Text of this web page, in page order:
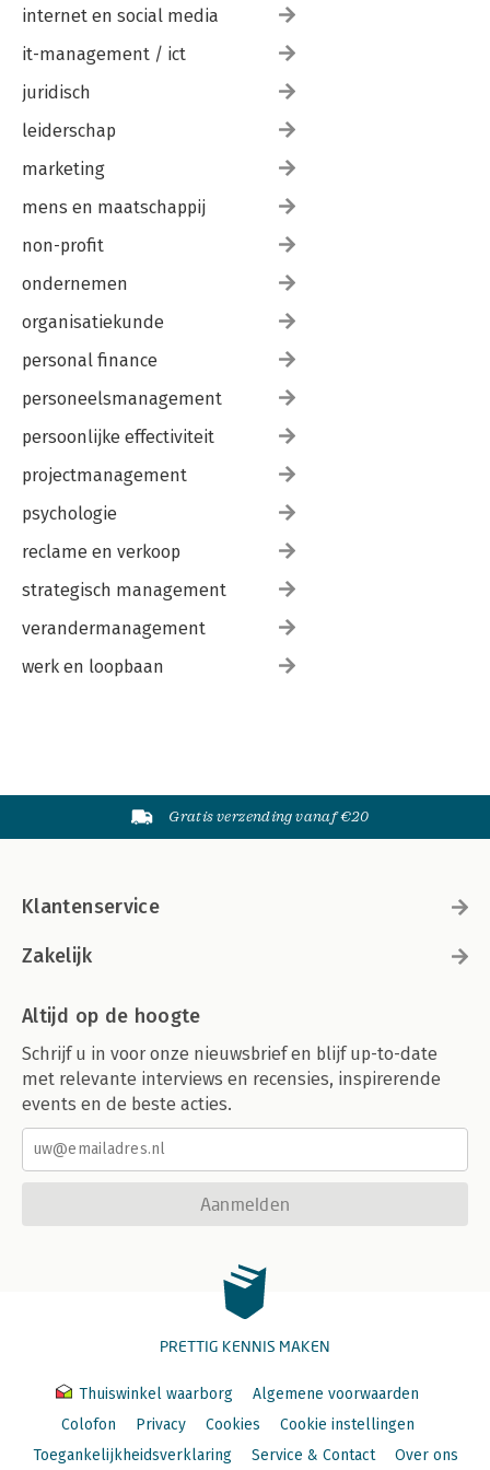
internet en social media
it-management / ict
juridisch
leiderschap
marketing
mens en maatschappij
non-profit
ondernemen
organisatiekunde
personal finance
personeelsmanagement
persoonlijke effectiviteit
projectmanagement
psychologie
reclame en verkoop
strategisch management
verandermanagement
werk en loopbaan
Gratis verzending vanaf €20
Klantenservice
Zakelijk
Altijd op de hoogte
Schrijf u in voor onze nieuwsbrief en blijf up-to-date
met relevante interviews en recensies, inspirerende
events en de beste acties.
Aanmelden
PRETTIG KENNIS MAKEN
Thuiswinkel waarborg
Algemene voorwaarden
Colofon
Privacy Cookies
Cookie instellingen
Toegankelijkheidsverklaring
Service & Contact Over ons